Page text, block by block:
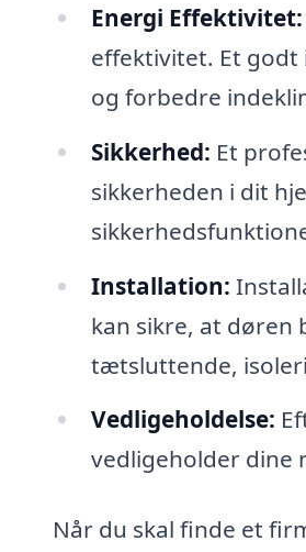
Energi Effektivitet:
effektivitet. Et
og forbedre
Sikkerhed: Et
sikkerheden i dit
Installation:
kan sikre, at døren
tætsluttende,
Vedligeholdelse:
vedligeholder dine
Når du skal finde et